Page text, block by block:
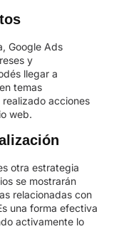
Google Ads
y
llegar a
temas
acciones
web.
otra estrategia
se mostrarán
relacionadas con
una forma efectiva
activamente lo